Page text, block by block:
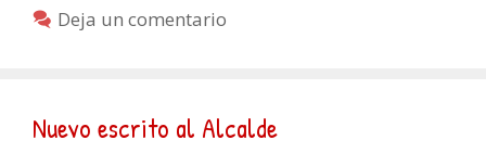
Deja un comentario
Nuevo escrito al Alcalde